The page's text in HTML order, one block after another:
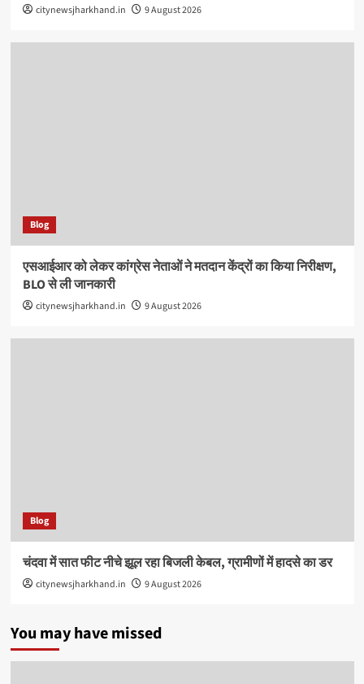
citynewsjharkhand.in 9 August 2026
Blog
एसआईआर को लेकर कांग्रेस नेताओं ने मतदान केंद्रों का किया निरीक्षण,
BLO से ली जानकारी
citynewsjharkhand.in 9 August 2026
Blog
चंदवा में सात फीट नीचे झूल रहा बिजली केबल, ग्रामीणों में हादसे का डर
citynewsjharkhand.in 9 August 2026
You may have missed